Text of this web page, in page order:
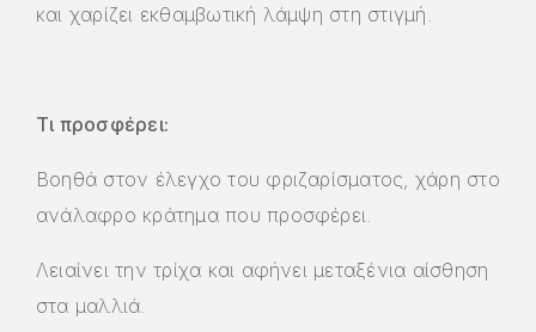
και χαρίζει εκθαμβωτική λάμψη στη στιγμή.
Τι προσφέρει:
Βοηθά στον έλεγχο του φριζαρίσματος, χάρη στο
ανάλαφρο κράτημα που προσφέρει.
Λειαίνει την τρίχα και αφήνει μεταξένια αίσθηση
στα μαλλιά.